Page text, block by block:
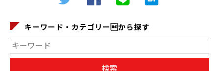
キーワード・カテゴリーから探す